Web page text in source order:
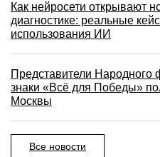
Как нейросети открывают
диагностике: реальные
использования ИИ
Представители Народного
знаки «Всё для Победы»
Москвы
Все новости